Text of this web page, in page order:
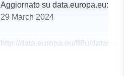
Aggiornato su data.europa.eu:
29 March 2024
http://data.europa.eu/88u/